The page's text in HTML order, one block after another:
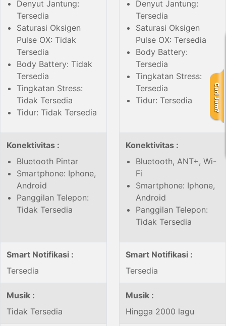
Denyut Jantung:
Tersedia
Saturasi Oksigen
Pulse OX: Tidak
Tersedia
Body Battery: Tidak
Tersedia
Tingkatan Stress:
Tidak Tersedia
Tidur: Tidak Tersedia
Denyut Jantung:
Tersedia
Saturasi Oksigen
Pulse OX: Tersedia
Body Battery:
Tersedia
Tingkatan Stress:
Tersedia
Tidur: Tersedia
Konektivitas :
Bluetooth Pintar
Smartphone: Iphone,
Android
Panggilan Telepon:
Tidak Tersedia
Konektivitas :
Bluetooth, ANT+, Wi-
Fi
Smartphone: Iphone,
Android
Panggilan Telepon:
Tidak Tersedia
Smart Notifikasi :
Tersedia
Smart Notifikasi :
Tersedia
Musik :
Tidak Tersedia
Musik :
Hingga 2000 lagu